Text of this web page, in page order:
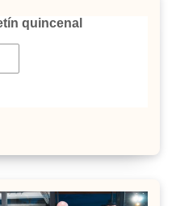
quincenal